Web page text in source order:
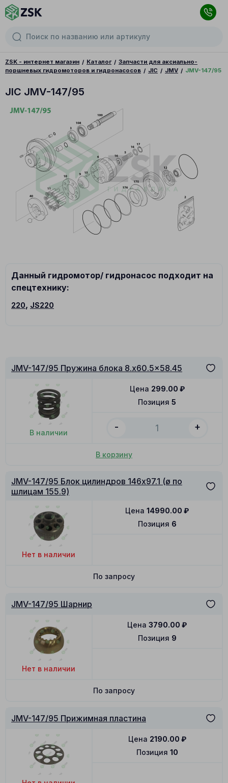
ZSK - интернет магазин Каталог
Запчасти для аксиально-
поршневых гидромоторов и гидронасосов
JIC JMV JMV-147/95
JIC JMV-147/95
Данный гидромотор/ гидронасос подходит на
спецтехнику:
220, JS220
JMV-147/95 Пружина блока 8.x60.5x58.45
В наличии
Позиция 5
Цена 299.00 ₽
- +
В корзину
JMV-147/95 Блок цилиндров 146x97.1 (ø по
шлицам 155.9)
Нет в наличии
Позиция 6
Цена 14990.00 ₽
По запросу
JMV-147/95 Шарнир
Нет в наличии
Позиция 9
Цена 3790.00 ₽
По запросу
JMV-147/95 Прижимная пластина
Позиция 10
Цена 2190.00 ₽